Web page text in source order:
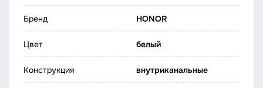
Бренд HONOR
Цвет белый
Конструкция внутриканальные